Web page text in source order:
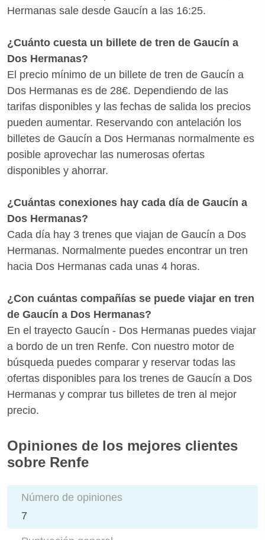
Hermanas sale desde Gaucín a las 16:25.
¿Cuánto cuesta un billete de tren de Gaucín a
Dos Hermanas?
El precio mínimo de un billete de tren de Gaucín a
Dos Hermanas es de 28€. Dependiendo de las
tarifas disponibles y las fechas de salida los precios
pueden aumentar. Reservando con antelación los
billetes de Gaucín a Dos Hermanas normalmente es
posible aprovechar las numerosas ofertas
disponibles y ahorrar.
¿Cuántas conexiones hay cada día de Gaucín a
Dos Hermanas?
Cada día hay 3 trenes que viajan de Gaucín a Dos
Hermanas. Normalmente puedes encontrar un tren
hacia Dos Hermanas cada unas 4 horas.
¿Con cuántas compañías se puede viajar en tren
de Gaucín a Dos Hermanas?
En el trayecto Gaucín - Dos Hermanas puedes viajar
a bordo de un tren Renfe. Con nuestro motor de
búsqueda puedes comparar y reservar todas las
ofertas disponibles para los trenes de Gaucín a Dos
Hermanas y comprar tus billetes de tren al mejor
precio.
Opiniones de los mejores clientes
sobre Renfe
Número de opiniones
7